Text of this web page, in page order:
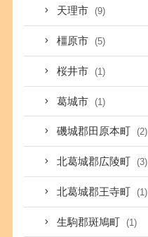
天理市 (9)
橿原市 (5)
桜井市 (1)
葛城市 (1)
磯城郡田原本町 (2)
北葛城郡広陵町 (3)
北葛城郡王寺町 (1)
生駒郡斑鳩町 (1)